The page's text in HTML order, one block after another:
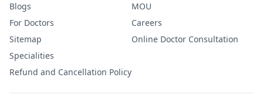
Blogs
For Doctors
Sitemap
Specialities
Refund and Cancellation Policy
MOU
Careers
Online Doctor Consultation